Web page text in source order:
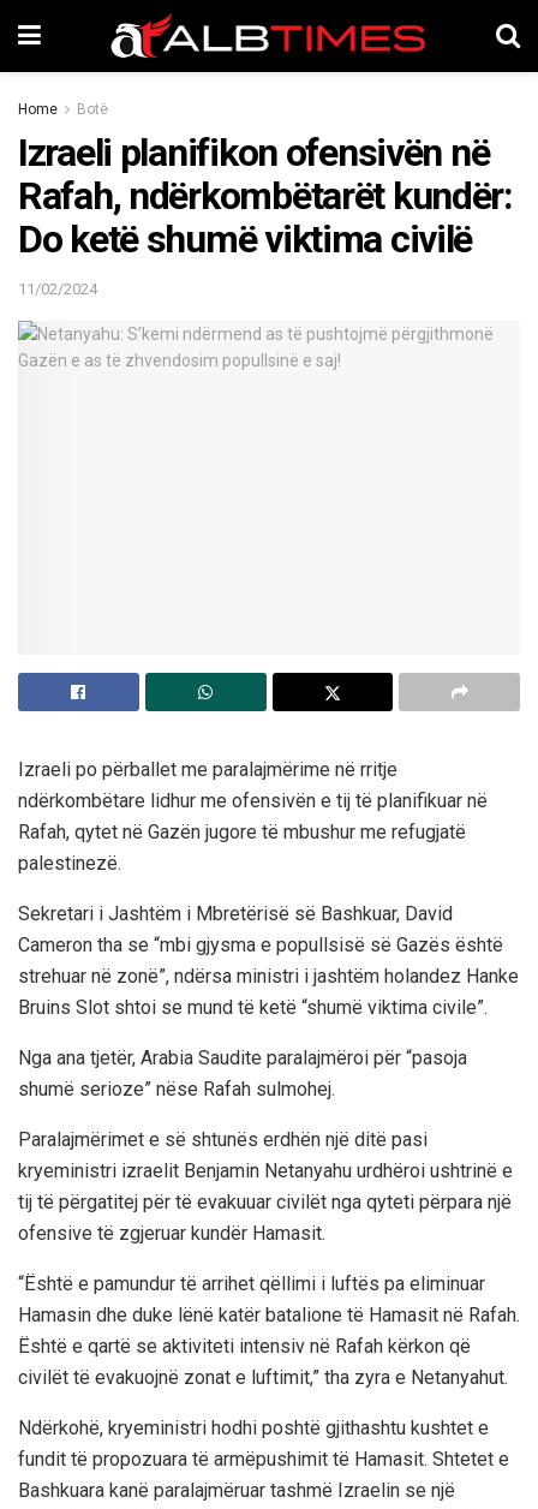
Home Botë
Izraeli planifikon ofensivën në
Rafah, ndërkombëtarët kundër:
Do ketë shumë viktima civilë
11/02/2024
Izraeli po përballet me paralajmërime në rritje
ndërkombëtare lidhur me ofensivën e tij të planifikuar në
Rafah, qytet në Gazën jugore të mbushur me refugjatë
palestinezë.
Sekretari i Jashtëm i Mbretërisë së Bashkuar, David
Cameron tha se “mbi gjysma e popullsisë së Gazës është
strehuar në zonë”, ndërsa ministri i jashtëm holandez Hanke
Bruins Slot shtoi se mund të ketë “shumë viktima civile”.
Nga ana tjetër, Arabia Saudite paralajmëroi për “pasoja
shumë serioze” nëse Rafah sulmohej.
Paralajmërimet e së shtunës erdhën një ditë pasi
kryeministri izraelit Benjamin Netanyahu urdhëroi ushtrinë e
tij të përgatitej për të evakuuar civilët nga qyteti përpara një
ofensive të zgjeruar kundër Hamasit.
“Është e pamundur të arrihet qëllimi i luftës pa eliminuar
Hamasin dhe duke lënë katër batalione të Hamasit në Rafah.
Është e qartë se aktiviteti intensiv në Rafah kërkon që
civilët të evakuojnë zonat e luftimit,” tha zyra e Netanyahut.
Ndërkohë, kryeministri hodhi poshtë gjithashtu kushtet e
fundit të propozuara të armëpushimit të Hamasit. Shtetet e
Bashkuara kanë paralajmëruar tashmë Izraelin se një